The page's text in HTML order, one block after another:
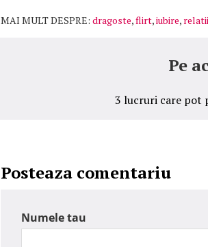
MAI MULT DESPRE: dragoste,flirt,iubire, relatii
Pe
3 lucruri care pot
Posteaza comentariu
Numele tau